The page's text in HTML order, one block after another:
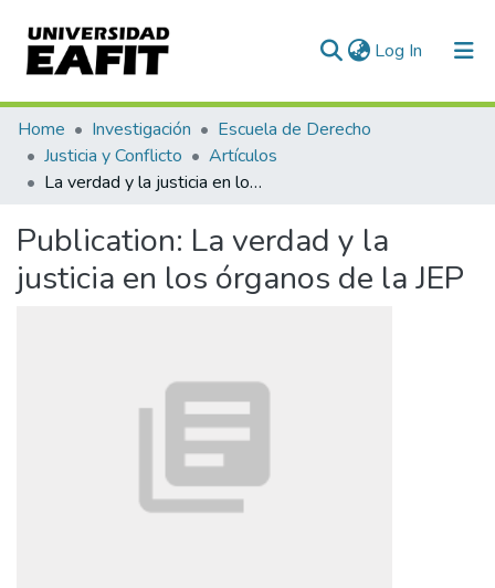
Log In (current)
Communities & Collections
All of DSpace
Home Investigación
Escuela de Derecho
Justicia y Conflicto
Artículos
La verdad y la justicia en los órganos de la JEP
Publication: La verdad y la
justicia en los órganos de la JEP